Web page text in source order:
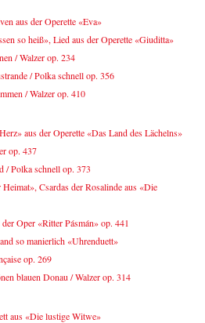
aus der Operette «Eva»
so heiß», Lied aus der Operette «Giuditta»
/ Walzer op. 234
/ Polka schnell op. 356
/ Walzer op. 410
aus der Operette «Das Land des Lächelns»
op. 437
/ Polka schnell op. 373
Csardas der Rosalinde aus «Die
der Oper «Ritter Pásmán» op. 441
so manierlich «Uhrenduett»
op. 269
blauen Donau / Walzer op. 314
aus «Die lustige Witwe»